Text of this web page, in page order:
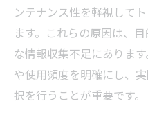
ンテナンス性を軽視して
ます。これらの原因は、
な情報収集不足にありま
や使用頻度を明確にし、
択を行うことが重要です。